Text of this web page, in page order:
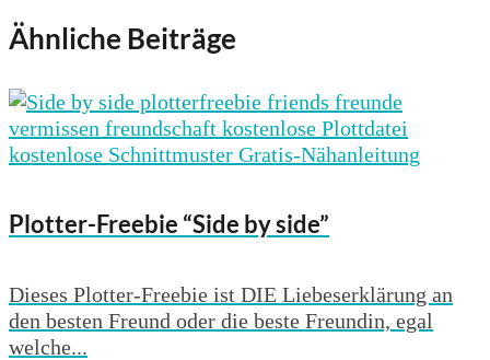
Ähnliche Beiträge
Plotter-Freebie “Side by side”
Dieses Plotter-Freebie ist DIE Liebeserklärung an
den besten Freund oder die beste Freundin, egal
welche...